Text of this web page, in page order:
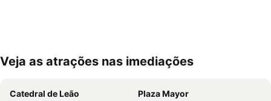
Ampliar mapa
Veja as atrações nas imediações
Catedral de Leão
Plaza Mayor